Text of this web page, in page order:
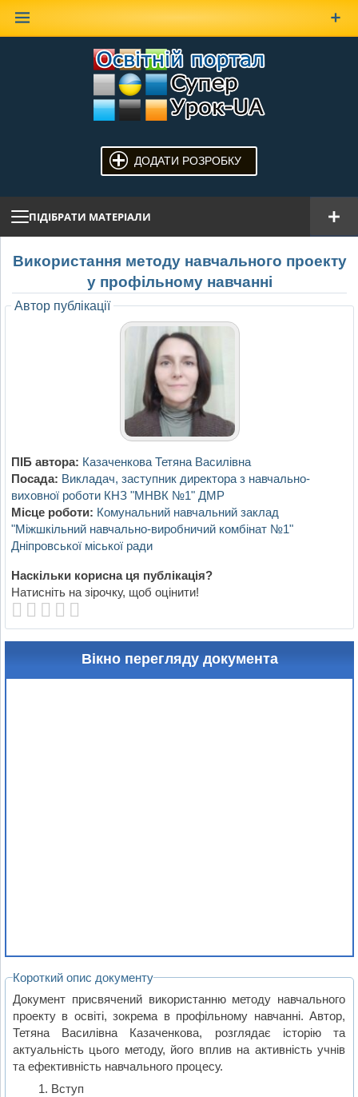
ДОДАТИ РОЗРОБКУ
ПІДІБРАТИ МАТЕРІАЛИ
Використання методу навчального проекту
у профільному навчанні
Автор публікації
ПІБ автора: Казаченкова Тетяна Василівна
Посада: Викладач, заступник директора з навчально-
виховної роботи КНЗ "МНВК №1" ДМР
Місце роботи: Комунальний навчальний заклад
"Міжшкільний навчально-виробничий комбінат №1"
Дніпровської міської ради
Наскільки корисна ця публікація?
Натисніть на зірочку, щоб оцінити!
Вікно перегляду документа
Короткий опис документу
Документ присвячений використанню методу навчального
проекту в освіті, зокрема в профільному навчанні. Автор,
Тетяна Василівна Казаченкова, розглядає історію та
актуальність цього методу, його вплив на активність учнів
та ефективність навчального процесу.
Вступ